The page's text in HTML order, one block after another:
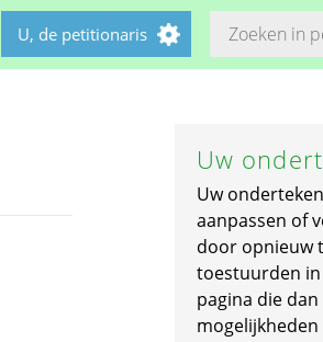
U, de petitionaris
Uw
Uw
aanpassen of
door opnieuw
toestuurden in
pagina die
mogelijkheden